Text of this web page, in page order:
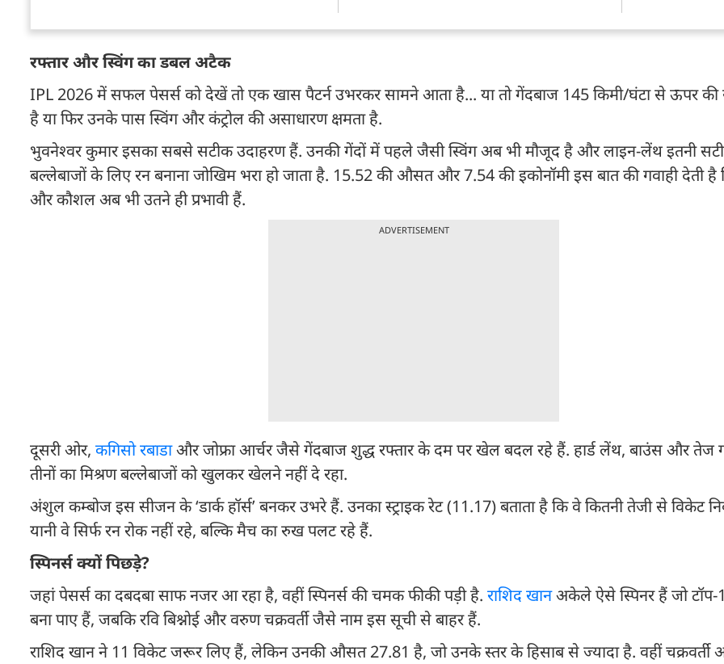
रफ्तार और स्विंग का डबल अटैक
IPL 2026 में सफल पेसर्स को देखें तो एक खास पैटर्न उभरकर सामने आता है... या तो गेंदबाज 145 किमी/घंटा से ऊपर की
है या फिर उनके पास स्विंग और कंट्रोल की असाधारण क्षमता है.
भुवनेश्वर कुमार इसका सबसे सटीक उदाहरण हैं. उनकी गेंदों में पहले जैसी स्विंग अब भी मौजूद है और लाइन-लेंथ इतनी
बल्लेबाजों के लिए रन बनाना जोखिम भरा हो जाता है. 15.52 की औसत और 7.54 की इकोनॉमी इस बात की गवाही देती
और कौशल अब भी उतने ही प्रभावी हैं.
ADVERTISEMENT
दूसरी ओर, कगिसो रबाडाऔर जोफ्रा आर्चर जैसे गेंदबाज शुद्ध रफ्तार के दम पर खेल बदल रहे हैं. हार्ड लेंथ, बाउंस और तेज
तीनों का मिश्रण बल्लेबाजों को खुलकर खेलने नहीं दे रहा.
अंशुल कम्बोज इस सीजन के ‘डार्क हॉर्स’ बनकर उभरे हैं. उनका स्ट्राइक रेट (11.17) बताता है कि वे कितनी तेजी से विकेट
यानी वे सिर्फ रन रोक नहीं रहे, बल्कि मैच का रुख पलट रहे हैं.
स्पिनर्स क्यों पिछड़े?
जहां पेसर्स का दबदबा साफ नजर आ रहा है, वहीं स्पिनर्स की चमक फीकी पड़ी है. राशिद खानअकेले ऐसे स्पिनर हैं जो
बना पाए हैं, जबकि रवि बिश्नोई और वरुण चक्रवर्ती जैसे नाम इस सूची से बाहर हैं.
राशिद खान ने 11 विकेट जरूर लिए हैं, लेकिन उनकी औसत 27.81 है, जो उनके स्तर के हिसाब से ज्यादा है. वहीं चक्रवर्ती